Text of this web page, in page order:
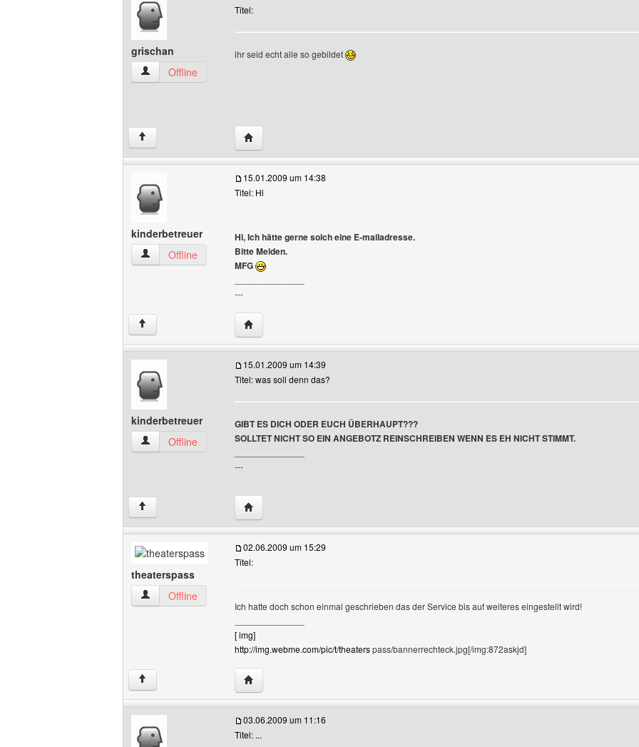
grischan
grischan Benutzer-Profile anzeigen
Offline
Titel:
ihr seid echt alle so gebildet
↑ Website dieses Benutzers besuchen: grischan
kinderbetreuer
kinderbetreuer Benutzer-Profile anzeigen
Offline
15.01.2009 um 14:38
Titel: Hi
Hi, Ich hätte gerne solch eine E-mailadresse.
Bitte Melden.
MFG
---
↑ Website dieses Benutzers besuchen: kinderbetreuer
kinderbetreuer
kinderbetreuer Benutzer-Profile anzeigen
Offline
15.01.2009 um 14:39
Titel: was soll denn das?
GIBT ES DICH ODER EUCH ÜBERHAUPT???
SOLLTET NICHT SO EIN ANGEBOTZ REINSCHREIBEN WENN ES EH NICHT STIMMT.
---
↑ Website dieses Benutzers besuchen: kinderbetreuer
theaterspass
theaterspass Benutzer-Profile anzeigen
Offline
02.06.2009 um 15:29
Titel:
Ich hatte doch schon einmal geschrieben das der Service bis auf weiteres eingestellt wird!
[ img]
http://img.webme.com/pic/t/theaterspass/bannerrechteck.jpg[/img:872askjd]
↑ Website dieses Benutzers besuchen: theaterspass
03.06.2009 um 11:16
Titel: ...